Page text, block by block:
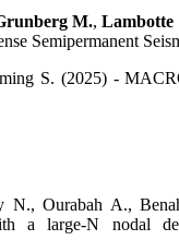
M.,Lambotte
Semipermanent
S. (2025) -
N., Ourabah A.,
a large-N nodal